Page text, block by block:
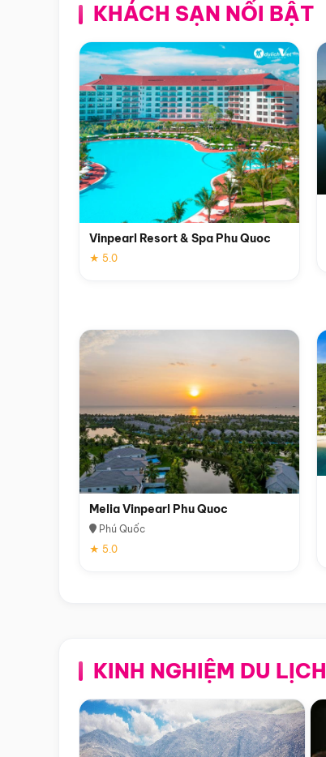
KHÁCH SẠN NỔI BẬT
Vinpearl Resort & Spa Phu Quoc
★ 5.0
Melia Vinpearl Phu Quoc
Phú Quốc
★ 5.0
KINH NGHIỆM DU LỊCH